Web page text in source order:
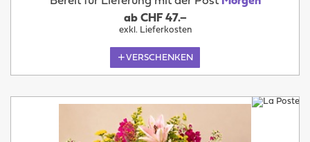
ab CHF 47.–
exkl. Lieferkosten
VERSCHENKEN